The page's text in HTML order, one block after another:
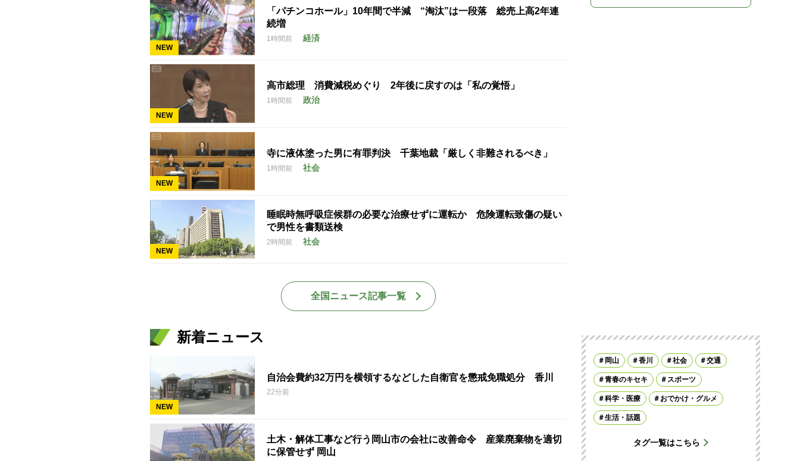
NEW
「パチンコホール」10年間で半減 “淘汰”は一段落 総売上高2年連
続増
1時間前 経済
NEW
高市総理 消費減税めぐり 2年後に戻すのは「私の覚悟」
1時間前 政治
NEW
寺に液体塗った男に有罪判決 千葉地裁「厳しく非難されるべき」
1時間前 社会
NEW
睡眠時無呼吸症候群の必要な治療せずに運転か 危険運転致傷の疑い
で男性を書類送検
2時間前 社会
全国ニュース記事一覧
新着ニュース
NEW
自治会費約32万円を横領するなどした自衛官を懲戒免職処分 香川
22分前
土木・解体工事など行う岡山市の会社に改善命令 産業廃棄物を適切
に保管せず 岡山
岡山 香川 社会 交通
青春のキセキ スポーツ
科学・医療 おでかけ・グルメ
生活・話題
タグ一覧はこちら